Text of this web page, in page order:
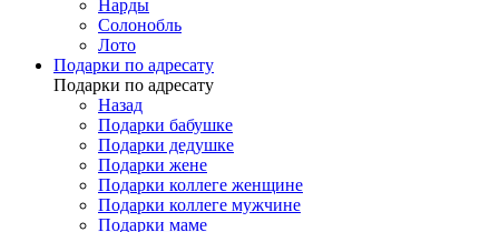
Нарды
Солонобль
Лото
Подарки по адресату
Подарки по адресату
Назад
Подарки бабушке
Подарки дедушке
Подарки жене
Подарки коллеге женщине
Подарки коллеге мужчине
Подарки маме